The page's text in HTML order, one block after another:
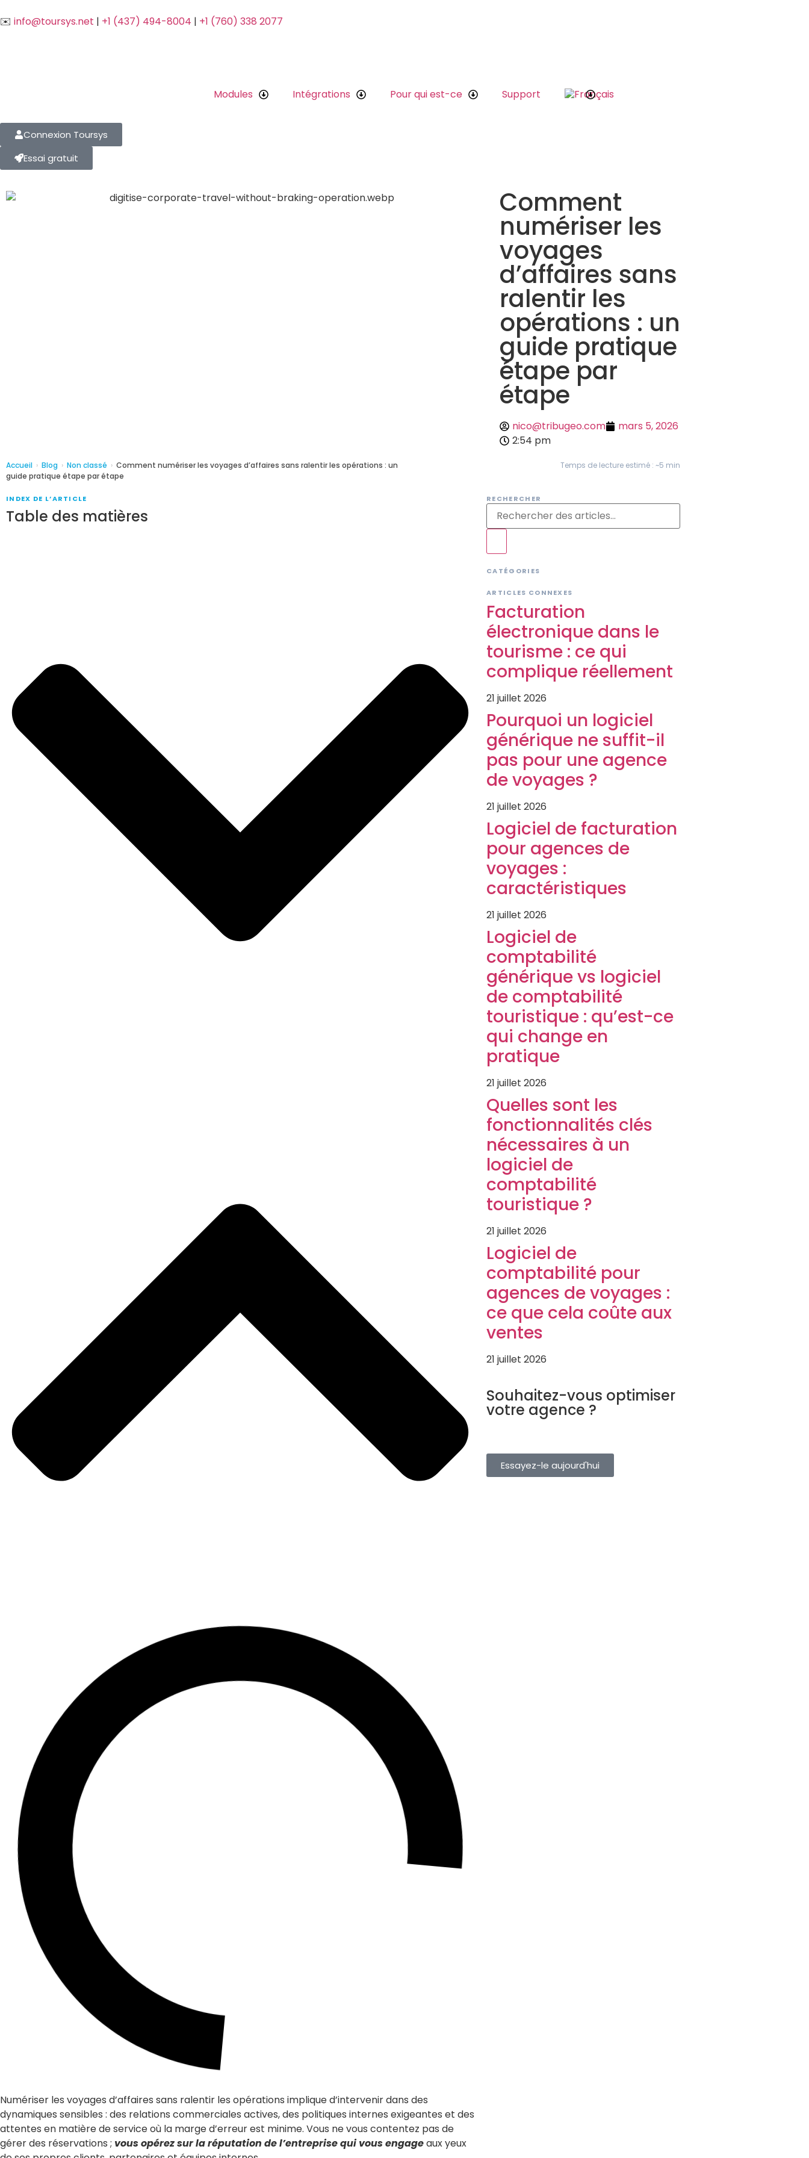
✉️ info@toursys.net | +1 (437) 494-8004 | +1 (760) 338 2077
Modules Intégrations Pour qui est-ce Support
Connexion Toursys
Essai gratuit
Comment
numériser les
voyages
d’affaires sans
ralentir les
opérations : un
guide pratique
étape par
étape
nico@tribugeo.com
mars 5, 2026
2:54 pm
Accueil › Blog › Non classé › Comment numériser les voyages d’affaires sans ralentir les opérations : un
guide pratique étape par étape
Temps de lecture estimé : ~5 min
INDEX DE L’ARTICLE
Table des matières
Numériser les voyages d’affaires sans ralentir les opérations implique d’intervenir dans des
dynamiques sensibles : des relations commerciales actives, des politiques internes exigeantes et des
attentes en matière de service où la marge d’erreur est minime. Vous ne vous contentez pas de
gérer des réservations ; vous opérez sur la réputation de l’entreprise qui vous engageaux yeux
RECHERCHER
CATÉGORIES
ARTICLES CONNEXES
Facturation
électronique dans le
tourisme : ce qui
complique réellement
21 juillet 2026
Pourquoi un logiciel
générique ne suffit-il
pas pour une agence
de voyages ?
21 juillet 2026
Logiciel de facturation
pour agences de
voyages :
caractéristiques
21 juillet 2026
Logiciel de
comptabilité
générique vs logiciel
de comptabilité
touristique : qu’est-ce
qui change en
pratique
21 juillet 2026
Quelles sont les
fonctionnalités clés
nécessaires à un
logiciel de
comptabilité
touristique ?
21 juillet 2026
Logiciel de
comptabilité pour
agences de voyages :
ce que cela coûte aux
ventes
21 juillet 2026
Souhaitez-vous optimiser
votre agence ?
Essayez-le aujourd'hui